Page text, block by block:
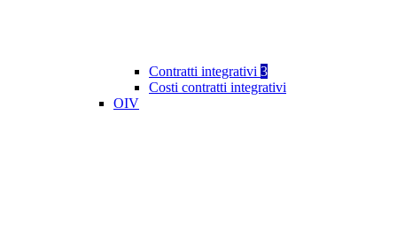
Contratti integrativi 3
Costi contratti integrativi
OIV